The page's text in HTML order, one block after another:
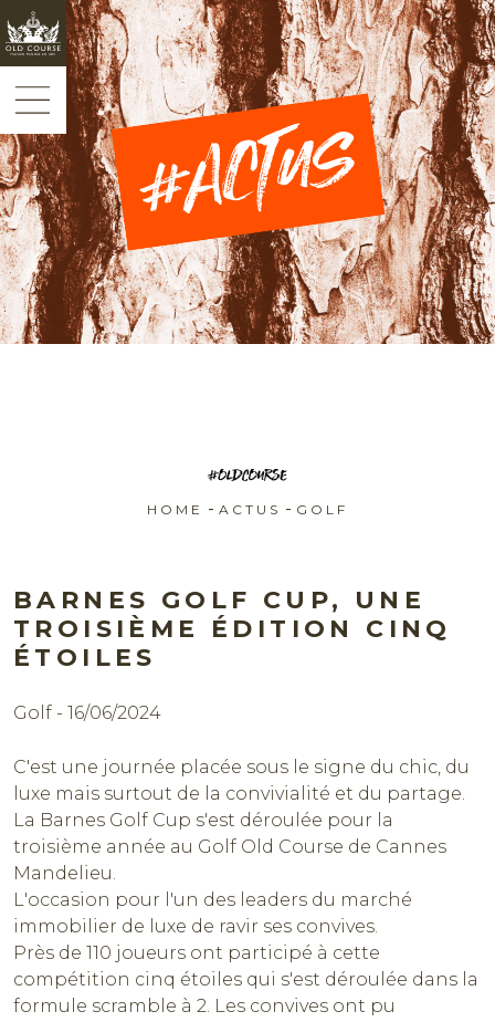
HOME - ACTUS - GOLF
BARNES GOLF CUP, UNE
TROISIÈME ÉDITION CINQ
ÉTOILES
Golf - 16/06/2024
C'est une journée placée sous le signe du chic, du
luxe mais surtout de la convivialité et du partage.
La Barnes Golf Cup s'est déroulée pour la
troisième année au Golf Old Course de Cannes
Mandelieu.
L'occasion pour l'un des leaders du marché
immobilier de luxe de ravir ses convives.
Près de 110 joueurs ont participé à cette
compétition cinq étoiles qui s'est déroulée dans la
formule scramble à 2. Les convives ont pu
Panneau de gestion des cookies